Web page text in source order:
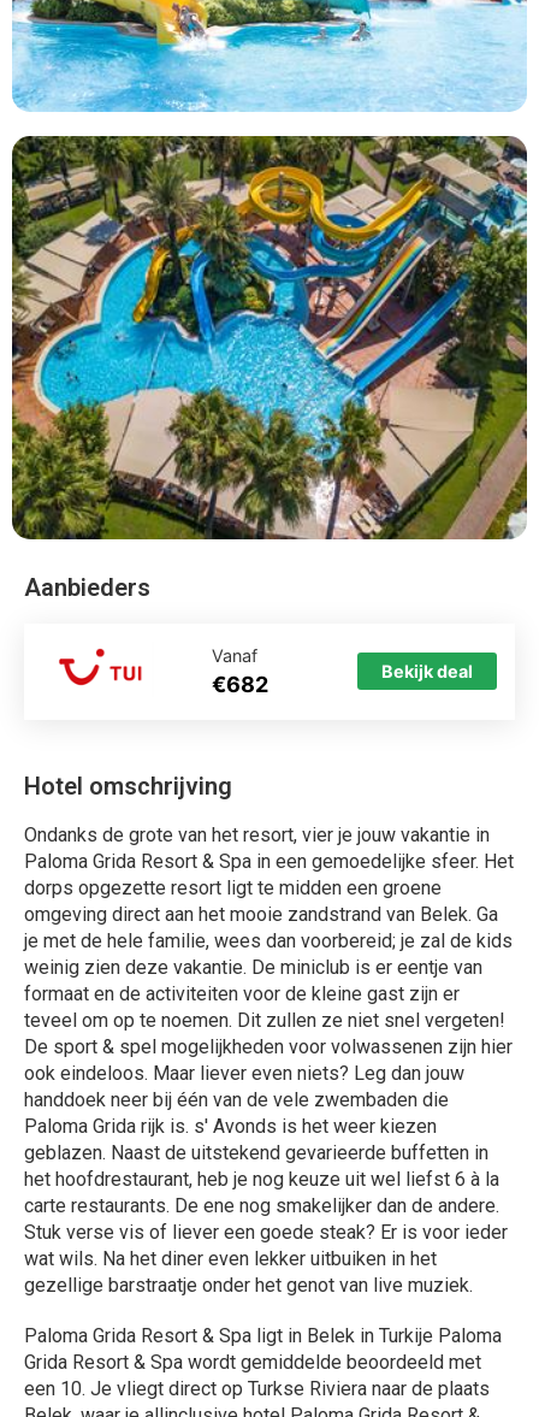
Hotel omschrijving
Ondanks de grote van het resort, vier je jouw vakantie in
Paloma Grida Resort & Spa in een gemoedelijke sfeer. Het
dorps opgezette resort ligt te midden een groene
omgeving direct aan het mooie zandstrand van Belek. Ga
je met de hele familie, wees dan voorbereid; je zal de kids
weinig zien deze vakantie. De miniclub is er eentje van
formaat en de activiteiten voor de kleine gast zijn er
teveel om op te noemen. Dit zullen ze niet snel vergeten!
De sport & spel mogelijkheden voor volwassenen zijn hier
ook eindeloos. Maar liever even niets? Leg dan jouw
handdoek neer bij één van de vele zwembaden die
Paloma Grida rijk is. s' Avonds is het weer kiezen
geblazen. Naast de uitstekend gevarieerde buffetten in
het hoofdrestaurant, heb je nog keuze uit wel liefst 6 à la
carte restaurants. De ene nog smakelijker dan de andere.
Stuk verse vis of liever een goede steak? Er is voor ieder
wat wils. Na het diner even lekker uitbuiken in het
gezellige barstraatje onder het genot van live muziek.
Paloma Grida Resort & Spa ligt in Belek in Turkije Paloma
Grida Resort & Spa wordt gemiddelde beoordeeld met
een 10. Je vliegt direct op Turkse Riviera naar de plaats
Aanbieders
Vanaf
€682 Bekijk deal